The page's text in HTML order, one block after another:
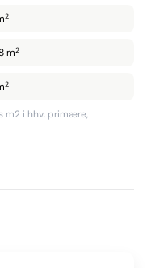
2
m2
2
m2 i hhv. primære,